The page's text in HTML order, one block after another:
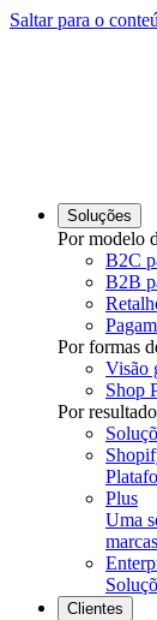
Saltar para o
Soluções
Por modelo
B2C
B2B
Por formas
Visão
Shop
Por resultado
Plus
Uma
Clientes